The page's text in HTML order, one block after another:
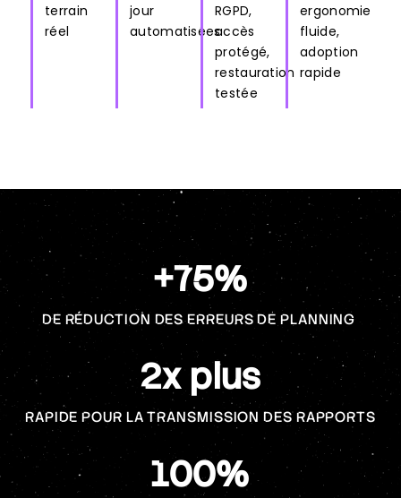
terrain
réel
jour
automatisées
RGPD,
accès
protégé,
restauration
testée
ergonomie
fluide,
adoption
rapide
+75%
DE RÉDUCTION DES ERREURS DE PLANNING
2x plus
RAPIDEPOUR LA TRANSMISSION DES RAPPORTS
100%